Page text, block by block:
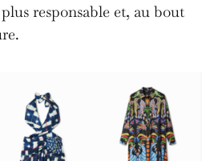
responsable et, au bout